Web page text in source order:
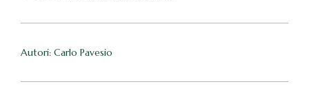
Autori: Carlo Pavesio